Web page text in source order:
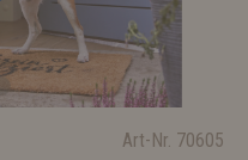
Art-Nr. 70605